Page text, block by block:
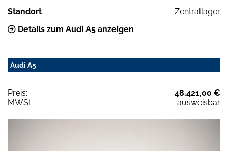
Standort
Zentrallager
Details zum Audi A5 anzeigen
Audi A5
Preis:
48.421,00 €
MWSt:
ausweisbar